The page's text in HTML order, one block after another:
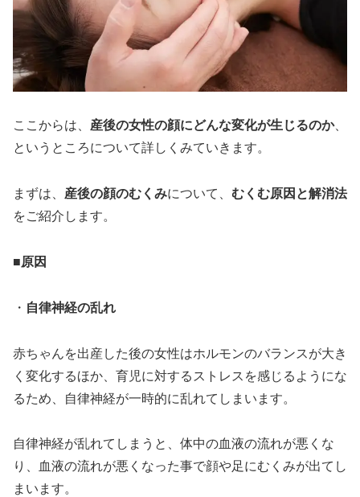
ここからは、 産後の女性の顔にどんな変化が生じるのか、
というところについて詳しくみていきます。
まずは、 産後の顔のむくみについて、 むくむ原因と解消法
をご紹介します。
■原因
・ 自律神経の乱れ
赤ちゃんを出産した後の女性はホルモンのバランスが大き
く変化するほか、育児に対するストレスを感じるようにな
るため、自律神経が一時的に乱れてしまいます。
自律神経が乱れてしまうと、体中の血液の流れが悪くな
り、血液の流れが悪くなった事で顔や足にむくみが出てし
まいます。